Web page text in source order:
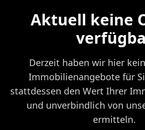
Aktuell keine
Derzeit haben wir hier
Immobilienangebote für
stattdessen den Wert Ihrer
und unverbindlich von
ermitteln.